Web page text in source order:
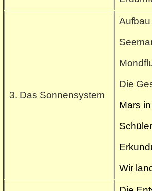
3. Das Sonnensystem
Die
Mars
Wir